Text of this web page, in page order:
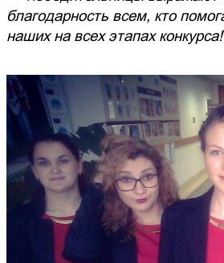
благодарность всем, кто
наших на всех этапах конкурса!